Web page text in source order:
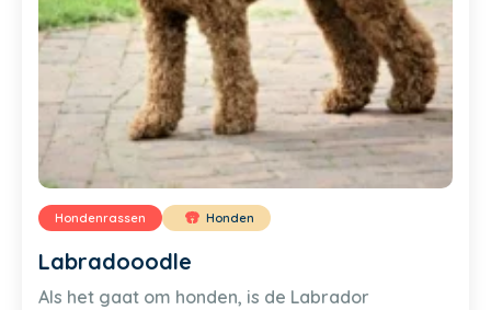
Hondenrassen Honden
Labradooodle
Als het gaat om honden, is de Labrador